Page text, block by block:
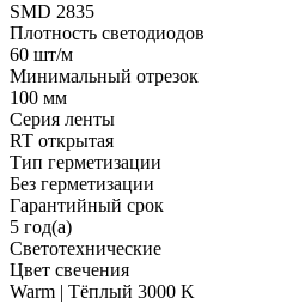
SMD 2835
Плотность светодиодов
60 шт/м
Минимальный отрезок
100 мм
Серия ленты
RT открытая
Тип герметизации
Без герметизации
Гарантийный срок
5 год(а)
Светотехнические
Цвет свечения
Warm | Тёплый 3000 K